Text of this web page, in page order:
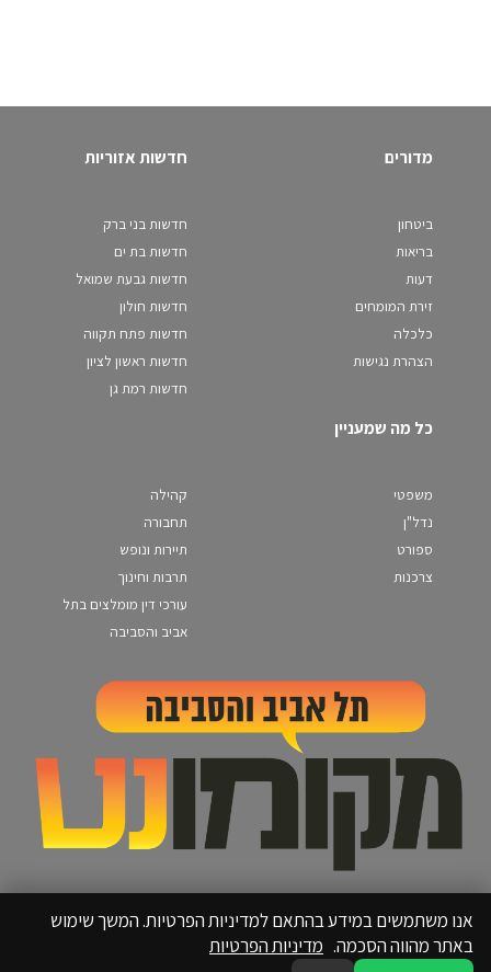
מדורים
ביטחון
בריאות
דעות
זירת המומחים
כלכלה
הצהרת נגישות
חדשות אזוריות
חדשות בני ברק
חדשות בת ים
חדשות גבעת שמואל
חדשות חולון
חדשות פתח תקווה
חדשות ראשון לציון
חדשות רמת גן
כל מה שמעניין
משפטי
נדל"ן
ספורט
צרכנות
קהילה
תחבורה
תיירות ונופש
תרבות וחינוך
עורכי דין מומלצים בתל
אביב והסביבה
אנו משתמשים במידע בהתאם למדיניות הפרטיות. המשך שימוש
באתר מהווה הסכמה. מדיניות הפרטיות